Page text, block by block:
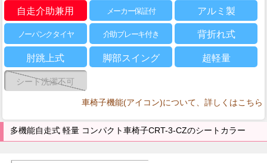
自走介助兼用 メーカー保証付 アルミ製
ノーパンクタイヤ 介助ブレーキ付き 背折れ式
肘跳上式 脚部スイング 超軽量
シート洗濯不可
車椅子機能(アイコン)について、詳しくはこちら
多機能自走式 軽量 コンパクト車椅子CRT-3-CZのシートカラー